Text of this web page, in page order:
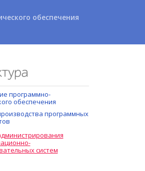
обеспечения
программно-
обеспечения
программных
систем